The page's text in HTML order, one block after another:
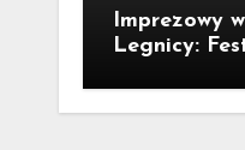
Imprezowy
Legnicy: